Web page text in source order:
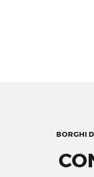
BORGHI